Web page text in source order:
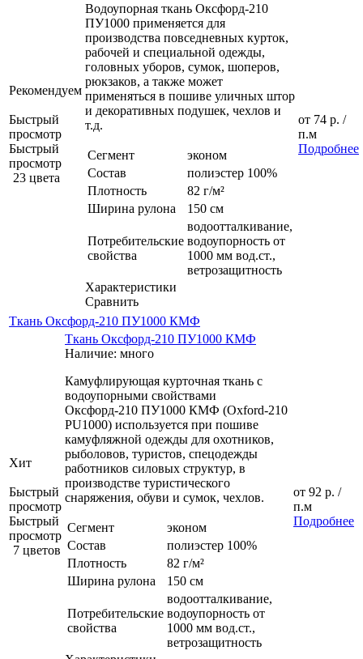
Рекомендуем
Быстрый
просмотр
Быстрый
просмотр
23 цвета
Водоупорная ткань Оксфорд-210
ПУ1000 применяется для
производства повседневных курток,
рабочей и специальной одежды,
головных уборов, сумок, шоперов,
рюкзаков, а также может
применяться в пошиве уличных штор
и декоративных подушек, чехлов и
т.д.
Сегмент
эконом
Состав
полиэстер 100%
Плотность
82 г/м²
Ширина рулона
150 см
Потребительские
свойства
водоотталкивание,
водоупорность от
1000 мм вод.ст.,
ветрозащитность
Характеристики
Сравнить
от 74 р. /
п.м
Подробнее
Ткань Оксфорд-210 ПУ1000 КМФ
Хит
Быстрый
просмотр
Быстрый
просмотр
7 цветов
Ткань Оксфорд-210 ПУ1000 КМФ
Наличие: много
Камуфлирующая курточная ткань с
водоупорными свойствами
Оксфорд-210 ПУ1000 КМФ (Oxford-210
PU1000) используется при пошиве
камуфляжной одежды для охотников,
рыболовов, туристов, спецодежды
работников силовых структур, в
производстве туристического
снаряжения, обуви и сумок, чехлов.
Сегмент
эконом
Состав
полиэстер 100%
Плотность
82 г/м²
Ширина рулона
150 см
Потребительские
свойства
водоотталкивание,
водоупорность от
1000 мм вод.ст.,
ветрозащитность
от 92 р. /
п.м
Подробнее